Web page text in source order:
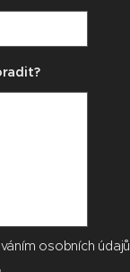
osobních údajů